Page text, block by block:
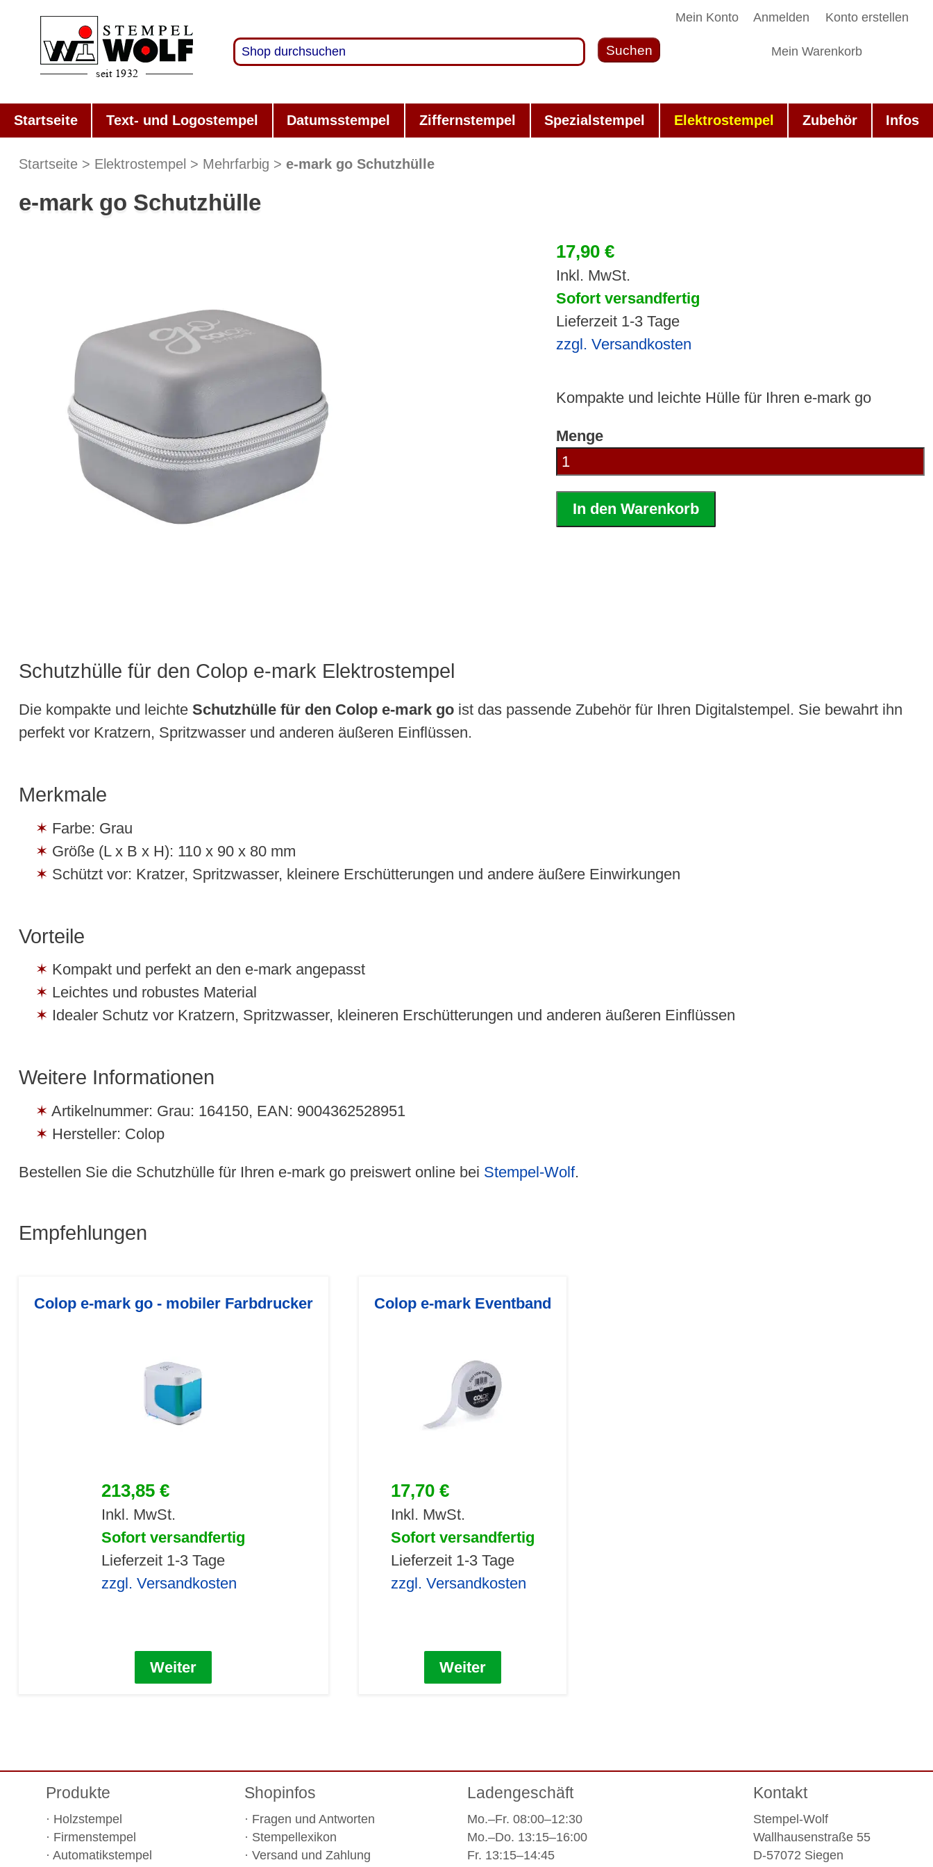
Mein Konto Anmelden Konto erstellen
Mein Warenkorb
Suchen
Startseite Text- und Logostempel Datumsstempel Ziffernstempel Spezialstempel Elektrostempel Zubehör Infos
Startseite Elektrostempel Mehrfarbig e-mark go Schutzhülle
e-mark go Schutzhülle
17,90 €
Inkl. MwSt.
Sofort versandfertig
Lieferzeit 1-3 Tage
zzgl. Versandkosten
Kompakte und leichte Hülle für Ihren e-mark go
Menge
In den Warenkorb
Schutzhülle für den Colop e-mark Elektrostempel
Die kompakte und leichte Schutzhülle für den Colop e-mark goist das passende Zubehör für Ihren Digitalstempel. Sie bewahrt ihn
perfekt vor Kratzern, Spritzwasser und anderen äußeren Einflüssen.
Merkmale
Farbe: Grau
Größe (L x B x H): 110 x 90 x 80 mm
Schützt vor: Kratzer, Spritzwasser, kleinere Erschütterungen und andere äußere Einwirkungen
Vorteile
Kompakt und perfekt an den e-mark angepasst
Leichtes und robustes Material
Idealer Schutz vor Kratzern, Spritzwasser, kleineren Erschütterungen und anderen äußeren Einflüssen
Weitere Informationen
Artikelnummer: Grau: 164150, EAN: 9004362528951
Hersteller: Colop
Bestellen Sie die Schutzhülle für Ihren e-mark go preiswert online bei Stempel-Wolf.
Empfehlungen
Colop e-mark go - mobiler Farbdrucker
213,85 €
Inkl. MwSt.
Sofort versandfertig
Lieferzeit 1-3 Tage
zzgl. Versandkosten
Weiter
Colop e-mark Eventband
17,70 €
Inkl. MwSt.
Sofort versandfertig
Lieferzeit 1-3 Tage
zzgl. Versandkosten
Weiter
Produkte
Holzstempel
Firmenstempel
Automatikstempel
Shopinfos
Fragen und Antworten
Stempellexikon
Versand und Zahlung
Ladengeschäft
Mo.–Fr. 08:00–12:30
Mo.–Do. 13:15–16:00
Fr. 13:15–14:45
Kontakt
Stempel-Wolf
Wallhausenstraße 55
D-57072 Siegen